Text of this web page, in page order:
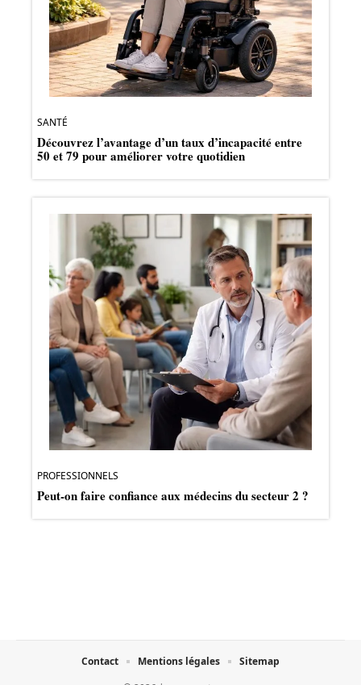
SANTÉ
Découvrez l’avantage d’un taux d’incapacité entre
50 et 79 pour améliorer votre quotidien
PROFESSIONNELS
Peut-on faire confiance aux médecins du secteur 2 ?
Contact Mentions légales Sitemap